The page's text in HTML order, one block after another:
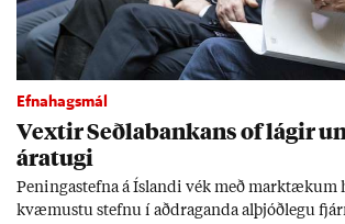
Efnahagsmál
Vext­ir Seðla­bank­ans of lág­ir
ára­tugi
Pen­inga­stefna á Ís­landi vék með
kvæm­ustu stefnu í að­drag­anda al­þjóð­legu